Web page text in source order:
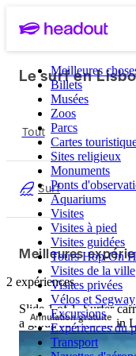
Meilleures
Billets
Musées
Zoos
Parcs
Cartes
Sites religieux
Monuments
Ponts
Aquariums
Visites
Visites à pied
Visites guidées
Tours Hop-On
Visites de la ville
Visites privées
Vélos et Segway
Excursions
Expériences du
Transport
Le surf en
Tout
Surf
Meilleures
2 expériences
Annulation gratuite
Slide 1 of 1, Surfer
a group surf lesson in